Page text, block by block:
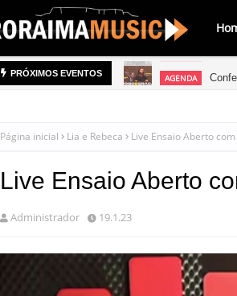
PRÓXIMOS EVENTOS AGENDA
Página inicial Lia e Rebeca Live Ensaio Aberto
Live Ensaio Aberto
Administrador 19.1.23